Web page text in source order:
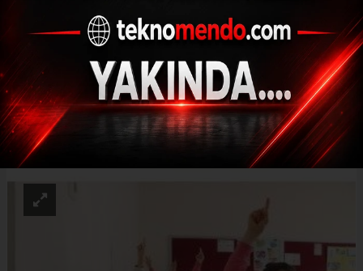
Yeni kontrollü normalleşme süreciyle
birlikte Sivas'ta yüz yüze eğitime başlayan
öğrenciler, aylar sonra okullarına
kavuşmanın mutluluğunu yaşıyorlar.
ABONE OL